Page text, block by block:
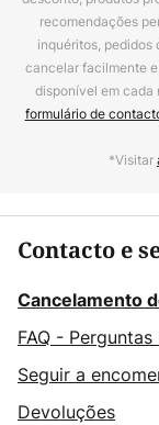
recomendações
inquéritos, pedidos
cancelar facilmente
disponível em
formulário de
*Visitar
Contacto e
Cancelamento
FAQ -
Seguir a
Devoluções